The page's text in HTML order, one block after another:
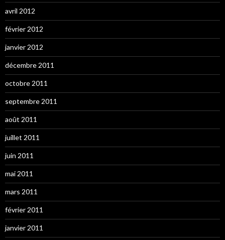
avril 2012
février 2012
janvier 2012
décembre 2011
octobre 2011
septembre 2011
août 2011
juillet 2011
juin 2011
mai 2011
mars 2011
février 2011
janvier 2011